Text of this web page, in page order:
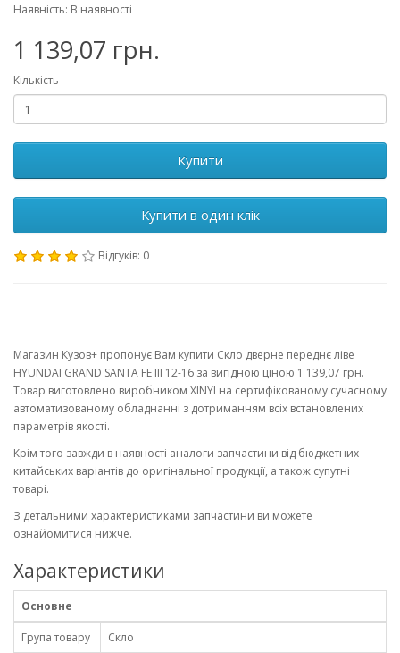
Наявність: В наявності
1 139,07 грн.
Кількість
Купити
Купити в один клік
Відгуків: 0
Магазин Кузов+ пропонує Вам купити Скло дверне переднє ліве
HYUNDAI GRAND SANTA FE III 12-16 за вигідною ціною 1 139,07 грн.
Товар виготовлено виробником XINYI на сертифікованому сучасному
автоматизованому обладнанні з дотриманням всіх встановлених
параметрів якості.
Крім того завжди в наявності аналоги запчастини від бюджетних
китайських варіантів до оригінальної продукції, а також супутні
товарі.
З детальними характеристиками запчастини ви можете
ознайомитися нижче.
Характеристики
Основне
Група товару
Скло